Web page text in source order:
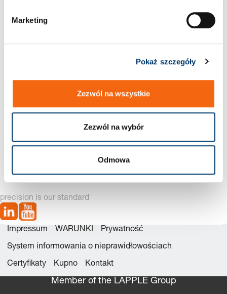
Marketing
Pokaż szczegóły
Zezwól na wszystkie
Zezwól na wybór
Odmowa
2 Znaleziono artykuł
prowadząca, Brąz z
prowadząca gładka (brąz)
precision is our standard
Impressum WARUNKI Prywatność
System informowania o nieprawidłowościach
Certyfikaty Kupno Kontakt
Member of the LÄPPLE Group